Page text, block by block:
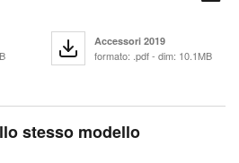
Accessori 2019
formato: .pdf - dim: 10.1MB
stesso modello